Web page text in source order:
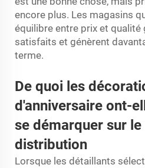
encore plus. Les magasins
équilibre entre prix et qualité
satisfaits et génèrent
terme.
De quoi les
d'anniversaire ont-
se démarquer sur
distribution
Lorsque les détaillants